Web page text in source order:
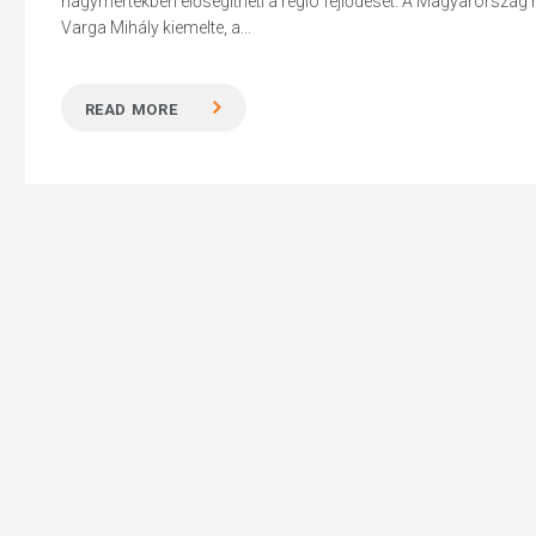
Varga Mihály kiemelte, a...
READ MORE